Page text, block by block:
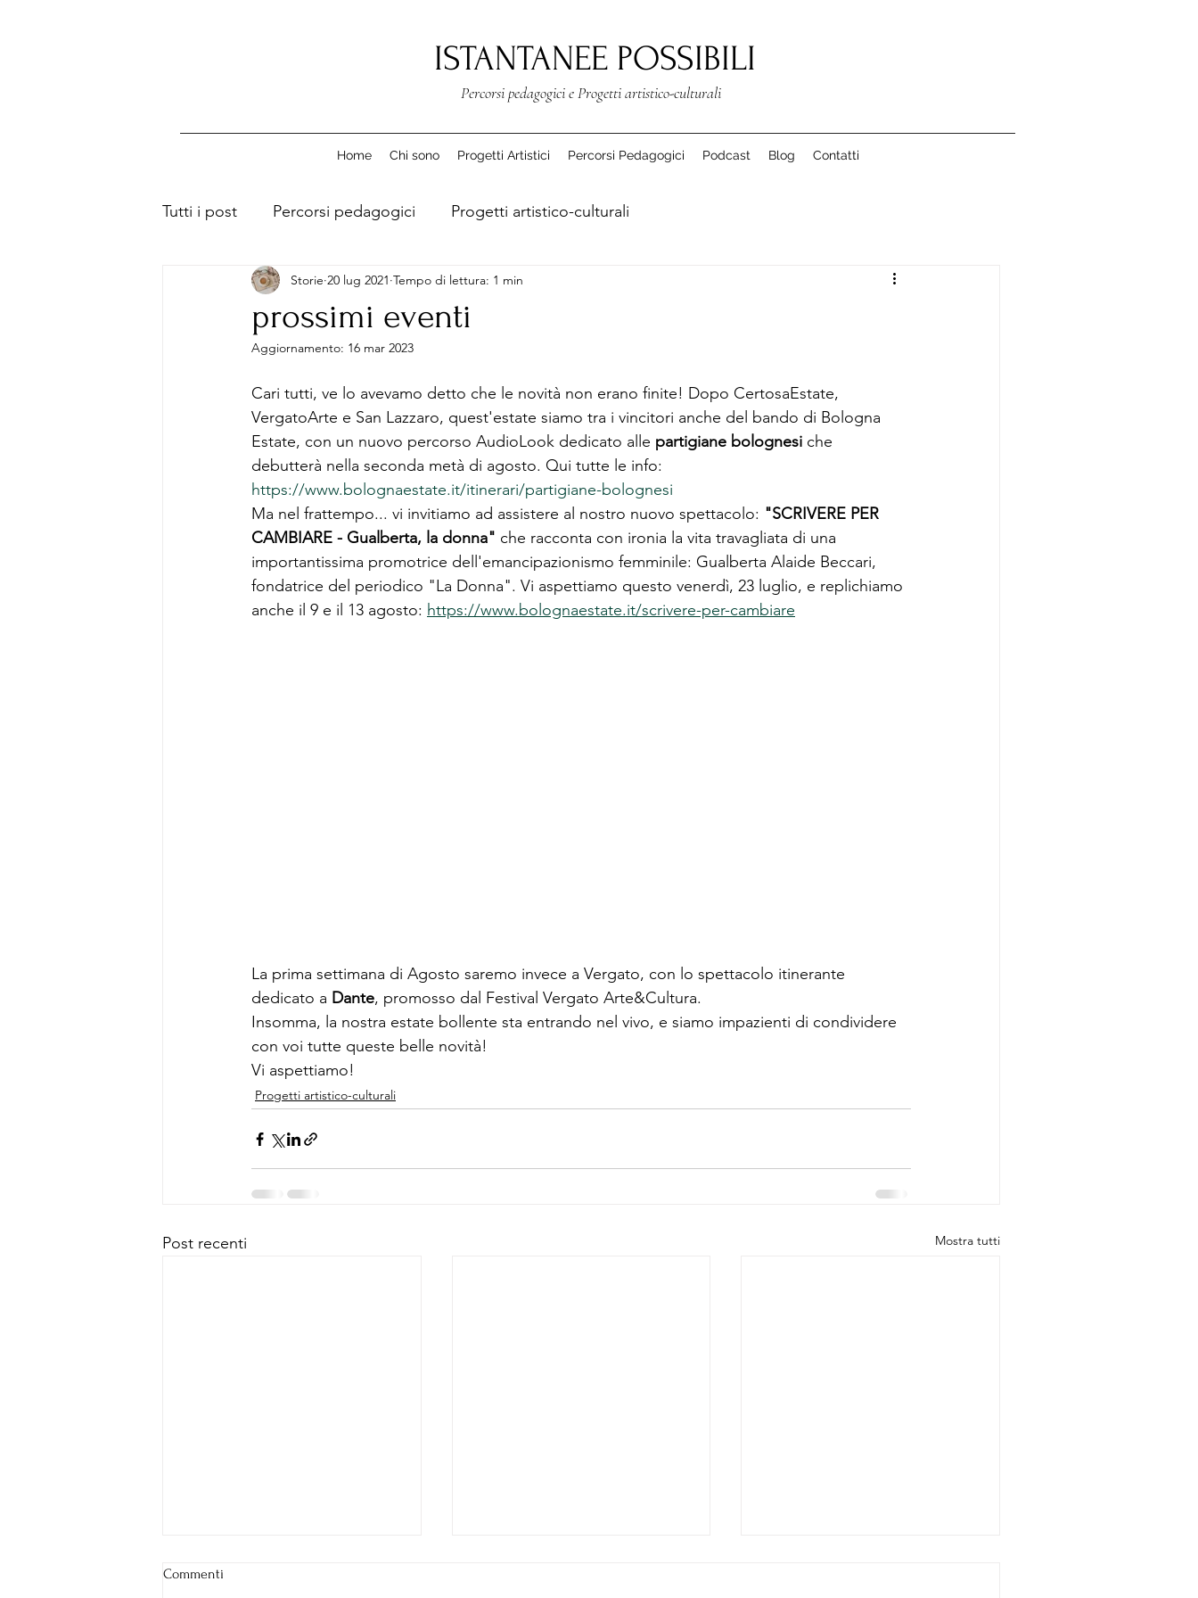
ISTANTANEE POSSIBILI
Percorsi pedagogici e Progetti artistico-culturali
Home Chi sono Progetti Artistici Percorsi Pedagogici Podcast Blog Contatti
Tutti i post Percorsi pedagogici Progetti artistico-culturali
prossimi eventi
Storie 20 lug 2021 Tempo di lettura: 1 min
Aggiornamento: 16 mar 2023
Cari tutti, ve lo avevamo detto che le novità non erano finite! Dopo CertosaEstate,
VergatoArte e San Lazzaro, quest'estate siamo tra i vincitori anche del bando di Bologna
Estate, con un nuovo percorso AudioLook dedicato alle partigiane bolognesi che
debutterà nella seconda metà di agosto. Qui tutte le info:
https://www.bolognaestate.it/itinerari/partigiane-bolognesi
Ma nel frattempo... vi invitiamo ad assistere al nostro nuovo spettacolo: "SCRIVERE PER
CAMBIARE - Gualberta, la donna" che racconta con ironia la vita travagliata di una
importantissima promotrice dell'emancipazionismo femminile: Gualberta Alaide Beccari,
fondatrice del periodico "La Donna". Vi aspettiamo questo venerdì, 23 luglio, e replichiamo
anche il 9 e il 13 agosto: https://www.bolognaestate.it/scrivere-per-cambiare
La prima settimana di Agosto saremo invece a Vergato, con lo spettacolo itinerante
dedicato a Dante, promosso dal Festival Vergato Arte&Cultura.
Insomma, la nostra estate bollente sta entrando nel vivo, e siamo impazienti di condividere
con voi tutte queste belle novità!
Vi aspettiamo!
Progetti artistico-culturali
Post recenti Mostra tutti
Commenti